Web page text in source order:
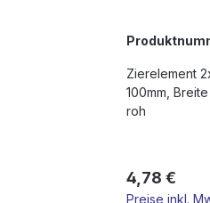
Zierelement
100mm, Breite
roh
Regulärer
4,78 €
Preise inkl.